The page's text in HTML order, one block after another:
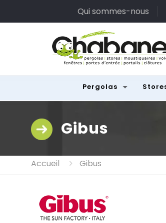
Qui sommes-nous
Pergolas
Gibus
Accueil Gibus